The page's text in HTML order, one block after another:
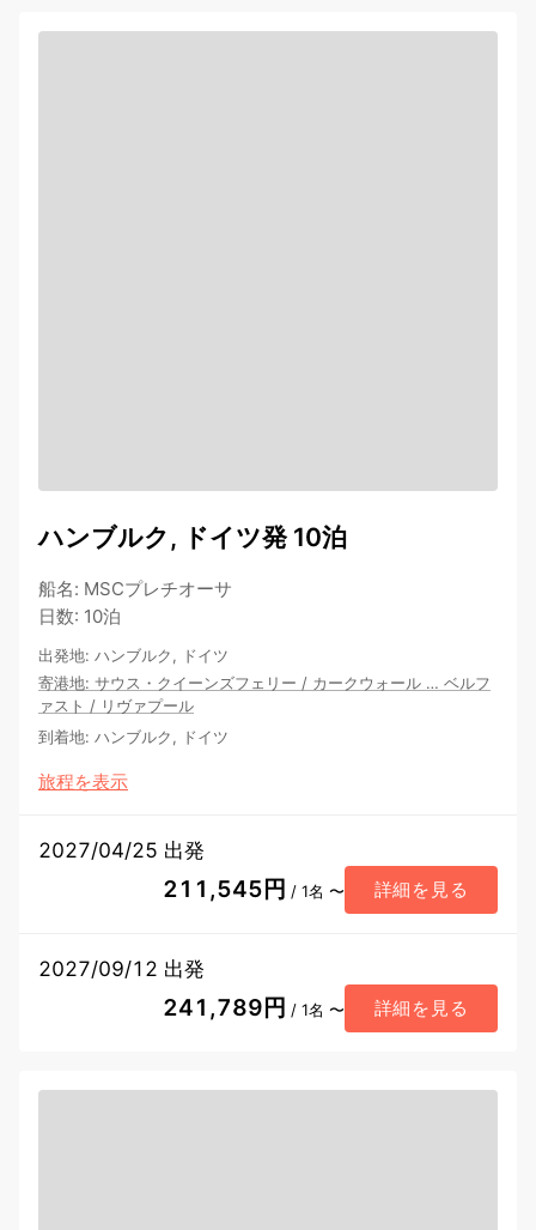
ハンブルク, ドイツ発 10泊
船名: MSCプレチオーサ
日数: 10泊
出発地: ハンブルク, ドイツ
寄港地: サウス・クイーンズフェリー / カークウォール … ベルフ
ァスト / リヴァプール
到着地: ハンブルク, ドイツ
旅程を表示
2027/04/25 出発
211,545円 / 1名 〜 詳細を見る
2027/09/12 出発
241,789円 / 1名 〜 詳細を見る